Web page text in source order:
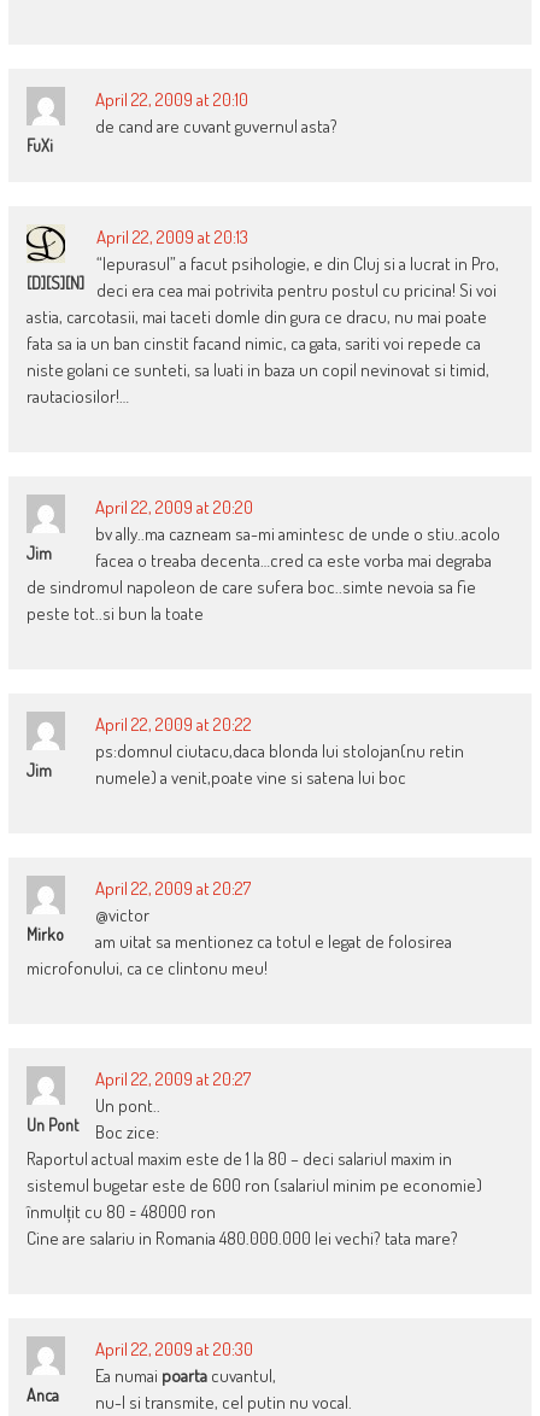
FuXi
April 22, 2009 at 20:10
de cand are cuvant guvernul asta?
[D][S][N]
April 22, 2009 at 20:13
“Iepurasul” a facut psihologie, e din Cluj si a lucrat in Pro,
deci era cea mai potrivita pentru postul cu pricina! Si voi
astia, carcotasii, mai taceti domle din gura ce dracu, nu mai poate
fata sa ia un ban cinstit facand nimic, ca gata, sariti voi repede ca
niste golani ce sunteti, sa luati in baza un copil nevinovat si timid,
rautaciosilor!…
Jim
April 22, 2009 at 20:20
bv ally..ma cazneam sa-mi amintesc de unde o stiu..acolo
facea o treaba decenta…cred ca este vorba mai degraba
de sindromul napoleon de care sufera boc..simte nevoia sa fie
peste tot..si bun la toate
Jim
April 22, 2009 at 20:22
ps:domnul ciutacu,daca blonda lui stolojan(nu retin
numele) a venit,poate vine si satena lui boc
Mirko
April 22, 2009 at 20:27
@victor
am uitat sa mentionez ca totul e legat de folosirea
microfonului, ca ce clintonu meu!
Un Pont
April 22, 2009 at 20:27
Un pont..
Boc zice:
Raportul actual maxim este de 1 la 80 – deci salariul maxim in
sistemul bugetar este de 600 ron (salariul minim pe economie)
înmulțit cu 80 = 48000 ron
Cine are salariu in Romania 480.000.000 lei vechi? tata mare?
Anca
April 22, 2009 at 20:30
Ea numai poartacuvantul,
nu-l si transmite, cel putin nu vocal.